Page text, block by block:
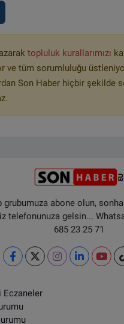
topluluk kurallarımızı
ve tüm sorumluluğu
Son Haber hiçbir şekilde
grubumuza abone olun,
telefonunuza gelsin...
685 23 25 71
Eczaneler